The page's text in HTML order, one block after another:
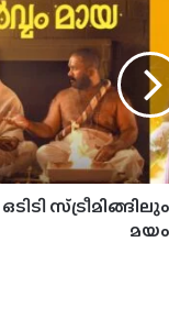
കൊച്ചിയില്‍
‘നാഗബന്ധം’
ടോക്‌സിക്
400 കോടി
‘പെദ്ധി’;
ഒടിടി
മയം